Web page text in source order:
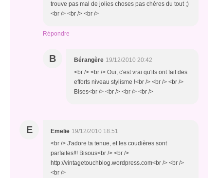
trouve pas mal de jolies choses pas chères du tout ;)
<br /> <br /> <br />
Répondre
B Bérangère 19/12/2010 20:42
<br /> <br /> Oui, c'est vrai qu'ils ont fait des
efforts niveau stylisme !<br /> <br /> <br />
Bises<br /> <br /> <br /> <br />
E Emelie 19/12/2010 18:51
<br /> J'adore ta tenue, et les coudières sont
parfaites!!! Bisous<br /> <br />
http://vintagetouchblog.wordpress.com<br /> <br />
<br />